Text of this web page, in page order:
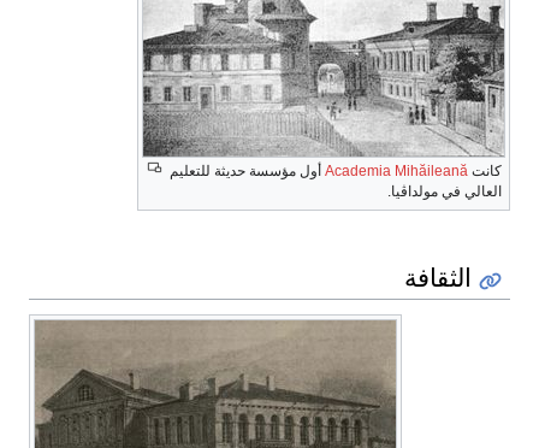
كانت Academia Mihăileană أول مؤسسة حديثة للتعليم
العالي في مولداڤيا.
الثقافة